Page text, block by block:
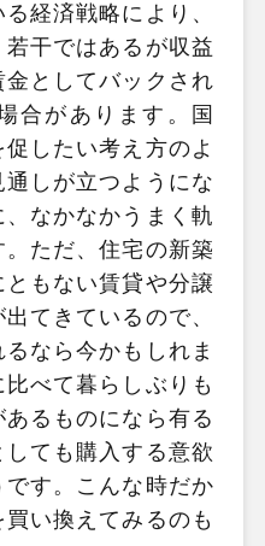
経済戦略により、
干ではあるが収益
としてバックされ
合があります。国
したい考え方のよ
しが立つようにな
なかなかうまく軌
ただ、住宅の新築
もない賃貸や分譲
てきているので、
なら今かもしれま
べて暮らしぶりも
るものになら有る
ても購入する意欲
す。こんな時だか
い換えてみるのも